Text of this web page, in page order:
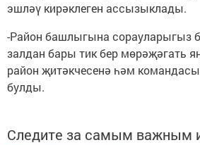
эшләү кирәклеген ассызыклады.
-Район башлыгына сорауларыгыз
залдан бары тик бер мөрәҗәгать
район җитәкчесенә һәм
булды.
Следите за самым важным